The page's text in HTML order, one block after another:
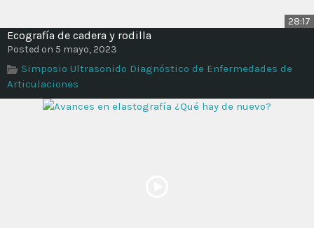
28:17
Ecografía de cadera y rodilla
Posted on 5 mayo, 2023
Simposio Ultrasonido Diagnóstico de Enfermedades de
Articulaciones